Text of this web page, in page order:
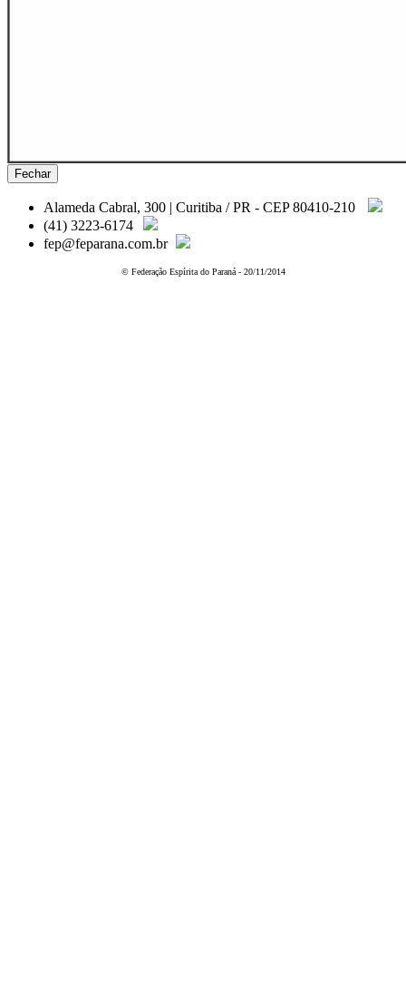
Fechar
Alameda Cabral, 300 | Curitiba / PR - CEP 80410-210
(41) 3223-6174
fep@feparana.com.br
© Federação Espírita do Paraná - 20/11/2014